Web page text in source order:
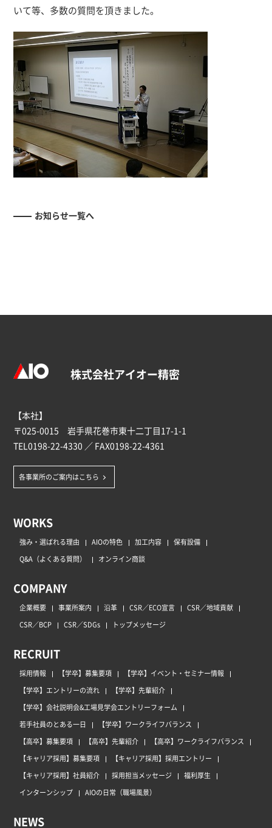
いて等、多数の質問を頂きました。
お知らせ一覧へ
株式会社アイオー精密
【本社】
〒025-0015 岩手県花巻市東十二丁目17-1-1
TEL0198-22-4330 ／ FAX0198-22-4361
各事業所のご案内はこちら
WORKS
強み・選ばれる理由 AIOの特色 加工内容
保有設備
Q&A（よくある質問）
オンライン商談
COMPANY
企業概要 事業所案内 沿革 CSR／ECO宣言
CSR／地域貢献
CSR／BCP
CSR／SDGs トップメッセージ
RECRUIT
採用情報 【学卒】募集要項
【学卒】イベント・セミナー情報
【学卒】エントリーの流れ
【学卒】先輩紹介
【学卒】会社説明会&工場見学会エントリーフォーム
若手社員のとある一日
【学卒】ワークライフバランス
【高卒】募集要項
【高卒】先輩紹介
【高卒】ワークライフバランス
【キャリア採用】募集要項
【キャリア採用】採用エントリー
【キャリア採用】社員紹介
採用担当メッセージ
福利厚生
インターンシップ
AIOの日常（職場風景）
NEWS